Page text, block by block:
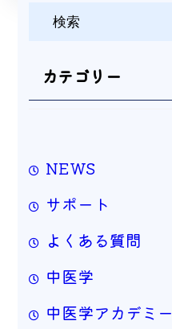
カテゴリー
NEWS
サポート
よくある質問
中医学
中医学アカデミー